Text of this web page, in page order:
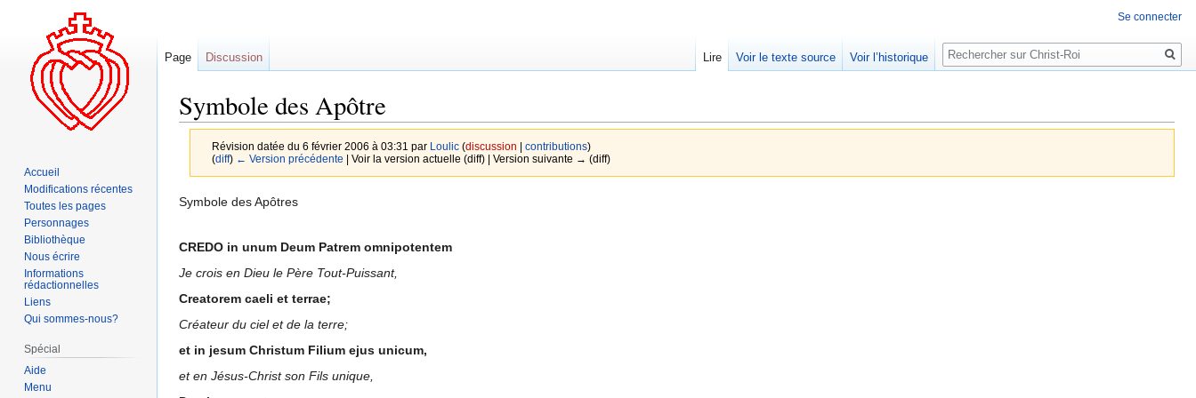
Symbole des Apôtre
Révision datée du 6 février 2006 à 03:31 par Loulic (discussion contributions)
(diff) ← Version précédente | Voir la version actuelle (diff) | Version suivante → (diff)
Aller
la
Aller
la
Symbole des Apôtres
CREDO in unum Deum Patrem omnipotentem
Je crois en Dieu le Père Tout-Puissant,
Creatorem caeli et terrae;
Créateur du ciel et de la terre;
et in jesum Christum Filium ejus unicum,
et en Jésus-Christ son Fils unique,
Se connecter
Page Discussion Lire Voir le texte source Voir l’historique
Rechercher
Accueil
Modifications récentes
Toutes les pages
Personnages
Bibliothèque
Nous écrire
Informations
rédactionnelles
Liens
Qui sommes-nous?
Spécial
Aide
Menu